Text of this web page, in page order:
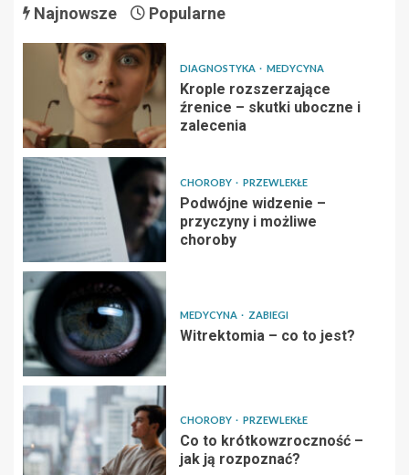
Najnowsze Popularne
DIAGNOSTYKA MEDYCYNA
Krople rozszerzające
źrenice – skutki uboczne i
zalecenia
CHOROBY PRZEWLEKŁE
Podwójne widzenie –
przyczyny i możliwe
choroby
MEDYCYNA ZABIEGI
Witrektomia – co to jest?
CHOROBY PRZEWLEKŁE
Co to krótkowzroczność –
jak ją rozpoznać?